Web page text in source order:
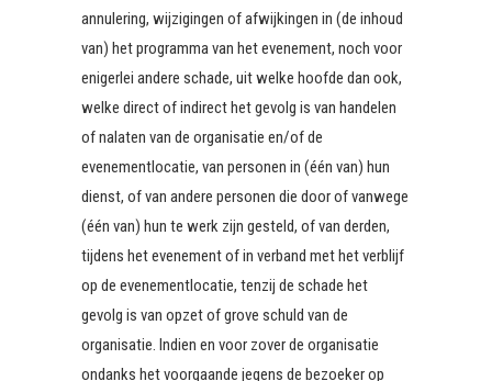
annulering, wijzigingen of afwijkingen in (de inhoud
van) het programma van het evenement, noch voor
enigerlei andere schade, uit welke hoofde dan ook,
welke direct of indirect het gevolg is van handelen
of nalaten van de organisatie en/of de
evenementlocatie, van personen in (één van) hun
dienst, of van andere personen die door of vanwege
(één van) hun te werk zijn gesteld, of van derden,
tijdens het evenement of in verband met het verblijf
op de evenementlocatie, tenzij de schade het
gevolg is van opzet of grove schuld van de
organisatie. Indien en voor zover de organisatie
ondanks het voorgaande jegens de bezoeker op